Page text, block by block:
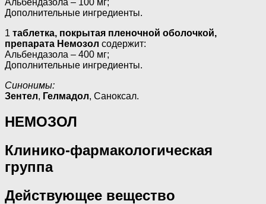
Альбендазола – 100 мг;
Дополнительные ингредиенты.
1 таблетка, покрытая пленочной оболочкой,
препарата Немозол содержит:
Альбендазола – 400 мг;
Дополнительные ингредиенты.
Синонимы:
Зентел, Гелмадол, Саноксал.
НЕМОЗОЛ
Клинико-фармакологическая
группа
Действующее вещество